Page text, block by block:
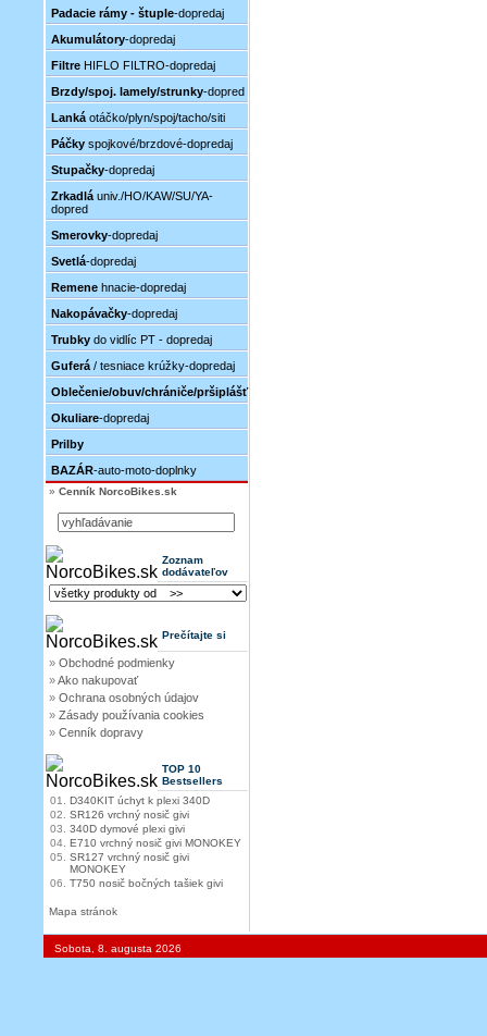
Padacie rámy - štuple-dopredaj
Akumulátory-dopredaj
Filtre HIFLO FILTRO-dopredaj
Brzdy/spoj. lamely/strunky-dopred
Lanká otáčko/plyn/spoj/tacho/siti
Páčky spojkové/brzdové-dopredaj
Stupačky-dopredaj
Zrkadlá univ./HO/KAW/SU/YA-
dopred
Smerovky-dopredaj
Svetlá-dopredaj
Remene hnacie-dopredaj
Nakopávačky-dopredaj
Trubky do vidlíc PT - dopredaj
Guferá / tesniace krúžky-dopredaj
Oblečenie/obuv/chrániče/pršiplášť
Okuliare-dopredaj
Prilby
BAZÁR-auto-moto-doplnky
» Cenník NorcoBikes.sk
Zoznam
dodávateľov
Prečítajte si
» Obchodné podmienky
»Ako nakupovať
» Ochrana osobných údajov
» Zásady používania cookies
» Cenník dopravy
TOP 10
Bestsellers
01.
D340KIT úchyt k plexi 340D
02.
SR126 vrchný nosič givi
03.
340D dymové plexi givi
04. E710 vrchný nosič givi MONOKEY
05.
SR127 vrchný nosič givi
MONOKEY
06.
T750 nosič bočných tašiek givi
Mapa stránok
Sobota, 8. augusta 2026